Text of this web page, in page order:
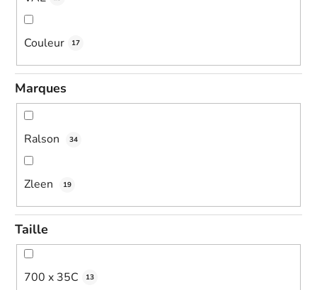
Couleur 17
Marques
Ralson 34
Zleen 19
Taille
700 x 35C 13